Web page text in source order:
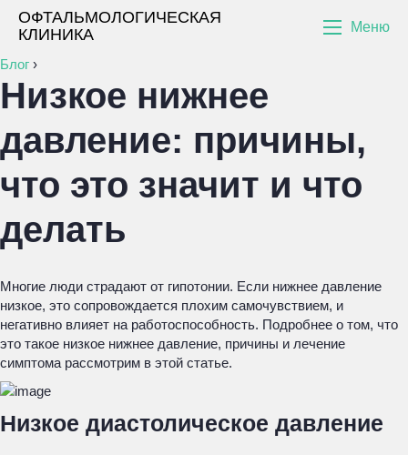
ОФТАЛЬМОЛОГИЧЕСКАЯ
КЛИНИКА
Меню
Блог ›
Низкое нижнее
давление: причины,
что это значит и что
делать
Многие люди страдают от гипотонии. Если нижнее давление
низкое, это сопровождается плохим самочувствием, и
негативно влияет на работоспособность. Подробнее о том, что
это такое низкое нижнее давление, причины и лечение
симптома рассмотрим в этой статье.
Низкое диастолическое давление